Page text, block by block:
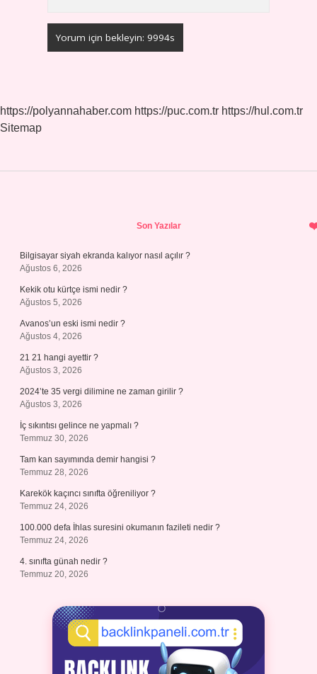
https://polyannahaber.com https://puc.com.tr https://hul.com.tr
Sitemap
Son Yazılar
Bilgisayar siyah ekranda kalıyor nasıl açılır ?
Ağustos 6, 2026
Kekik otu kürtçe ismi nedir ?
Ağustos 5, 2026
Avanos’un eski ismi nedir ?
Ağustos 4, 2026
21 21 hangi ayettir ?
Ağustos 3, 2026
2024’te 35 vergi dilimine ne zaman girilir ?
Ağustos 3, 2026
İç sıkıntısı gelince ne yapmalı ?
Temmuz 30, 2026
Tam kan sayımında demir hangisi ?
Temmuz 28, 2026
Karekök kaçıncı sınıfta öğreniliyor ?
Temmuz 24, 2026
100.000 defa İhlas suresini okumanın fazileti nedir ?
Temmuz 24, 2026
4. sınıfta günah nedir ?
Temmuz 20, 2026